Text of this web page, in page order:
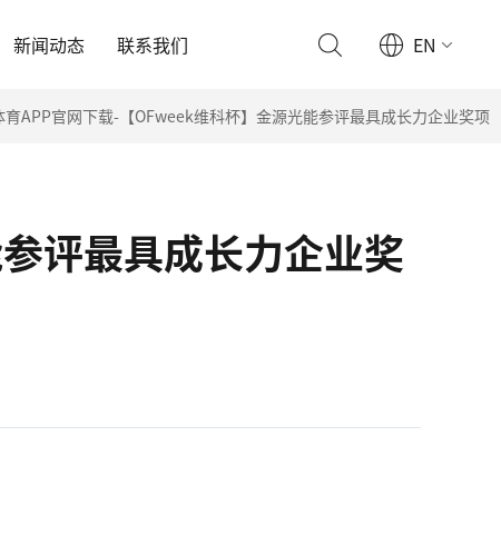
新闻动态 联系我们 EN
育APP官网下载-【OFweek维科杯】金源光能参评最具成长力企业奖项
评最具成长力企业奖